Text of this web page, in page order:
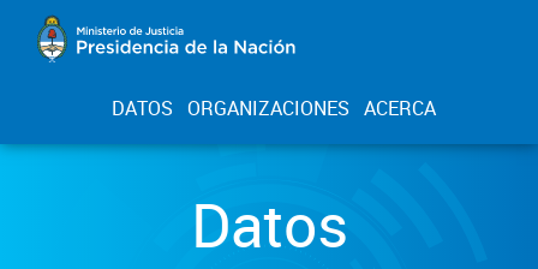
DATOS ORGANIZACIONES ACERCA
Datos